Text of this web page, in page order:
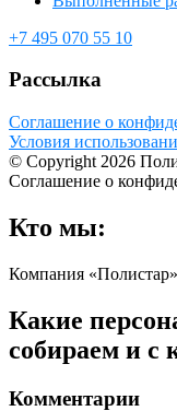
+7 495 070 55 10
Рассылка
Соглашение о
Условия
© Copyright 2026
Соглашение о
Кто мы:
Компания
Какие
собираем и с
Комментарии